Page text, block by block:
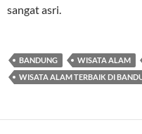
sangat asri.
BANDUNG WISATA ALAM
WISATA ALAM TERBAIK DI